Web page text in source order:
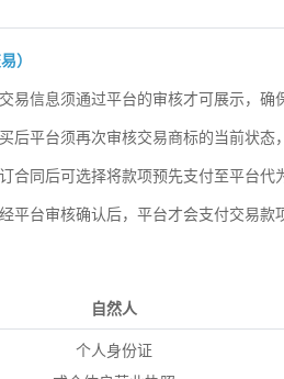
）
易信息须通过平台的审核才可展示，确
后平台须再次审核交易商标的当前状态
合同后可选择将款项预先支付至平台代
平台审核确认后，平台才会支付交易款
自然人
个人身份证